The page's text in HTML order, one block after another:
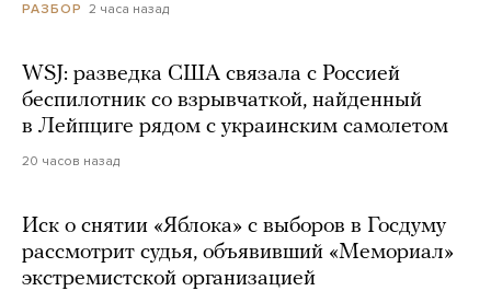
РАЗБОР 2 часа назад
WSJ: разведка США связала с Россией
беспилотник со взрывчаткой, найденный
в Лейпциге рядом с украинским самолетом
20 часов назад
Иск о снятии «Яблока» с выборов в Госдуму
рассмотрит судья, объявивший «Мемориал»
экстремистской организацией